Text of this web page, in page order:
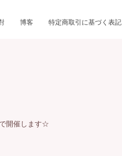
博客 特定商取引に基づく表記
開催します☆